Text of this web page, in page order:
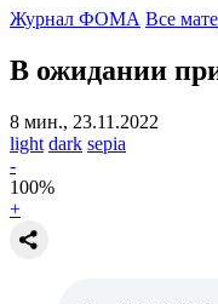
Журнал ФОМА Все
В ожидании
8 мин., 23.11.2022
light dark sepia
-
100%
+